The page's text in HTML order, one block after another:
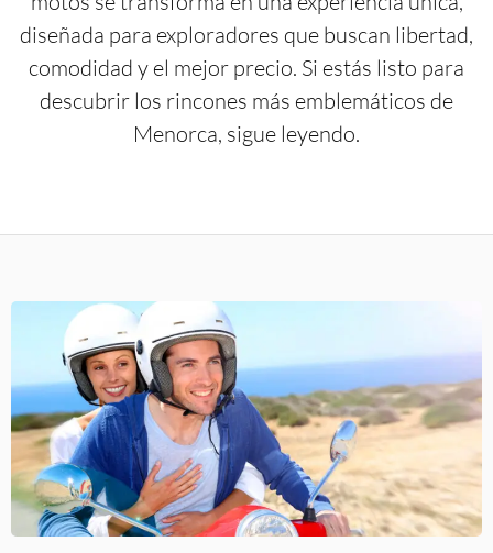
diseñada para exploradores que buscan libertad,
comodidad y el mejor precio. Si estás listo para
descubrir los rincones más emblemáticos de
Menorca, sigue leyendo.